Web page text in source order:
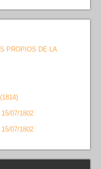
PROPIOS DE LA
15/07/1802
15/07/1802